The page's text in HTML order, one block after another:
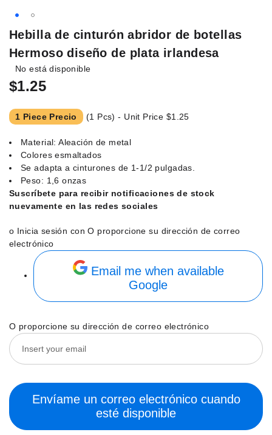
Saltar
principio
de
la
galería
de
imágenes.
Hebilla de cinturón abridor de botellas
Hermoso diseño de plata irlandesa
No está disponible
$1.25
1 Piece Precio (1 Pcs) - Unit Price $1.25
Material: Aleación de metal
Colores esmaltados
Se adapta a cinturones de 1-1/2 pulgadas.
Peso: 1,6 onzas
Suscríbete para recibir notificaciones de stock
nuevamente en las redes sociales
o Inicia sesión conO proporcione su dirección de correo
electrónico
Email me when available
Google
O proporcione su dirección de correo electrónico
Envíame un correo electrónico cuando
esté disponible